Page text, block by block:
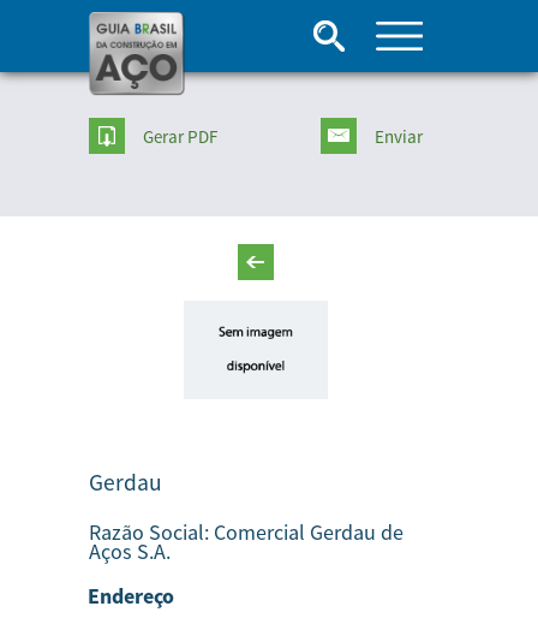
Gerar PDF Enviar
Gerdau
Razão Social: Comercial Gerdau de
Aços S.A.
Endereço